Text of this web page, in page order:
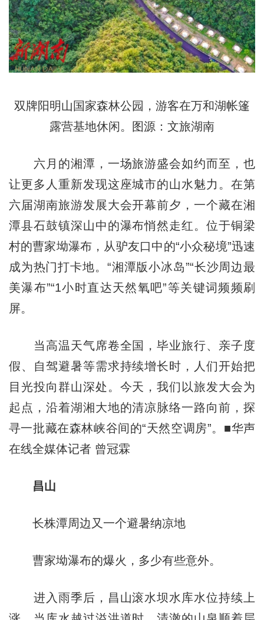
双牌阳明山国家森林公园，游客在万和湖帐篷
露营基地休闲。图源：文旅湖南
六月的湘潭，一场旅游盛会如约而至，也
让更多人重新发现这座城市的山水魅力。在第
六届湖南旅游发展大会开幕前夕，一个藏在湘
潭县石鼓镇深山中的瀑布悄然走红。位于铜梁
村的曹家坳瀑布，从驴友口中的“小众秘境”迅速
成为热门打卡地。“湘潭版小冰岛”“长沙周边最
美瀑布”“1小时直达天然氧吧”等关键词频频刷
屏。
当高温天气席卷全国，毕业旅行、亲子度
假、自驾避暑等需求持续增长时，人们开始把
目光投向群山深处。今天，我们以旅发大会为
起点，沿着湖湘大地的清凉脉络一路向前，探
寻一批藏在森林峡谷间的“天然空调房”。■华声
在线全媒体记者 曾冠霖
昌山
长株潭周边又一个避暑纳凉地
曹家坳瀑布的爆火，多少有些意外。
进入雨季后，昌山滚水坝水库水位持续上